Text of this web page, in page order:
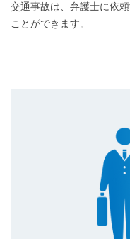
交通事故は、弁護士に依
ことができます。